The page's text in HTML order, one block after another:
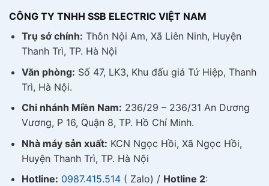
CÔNG TY TNHH SSB ELECTRIC VIỆT NAM
Trụ sở chính: Thôn Nội Am, Xã Liên Ninh, Huyện
Thanh Trì, TP. Hà Nội
Văn phòng: Số 47, LK3, Khu đấu giá Tứ Hiệp, Thanh
Trì, Hà Nội.
Chi nhánh Miền Nam: 236/29 – 236/31 An Dương
Vương, P 16, Quận 8, TP. Hồ Chí Minh.
Nhà máy sản xuất: KCN Ngọc Hồi, Xã Ngọc Hồi,
Huyện Thanh Trì, TP. Hà Nội
Hotline: 0987.415.514( Zalo) / Hotline 2: